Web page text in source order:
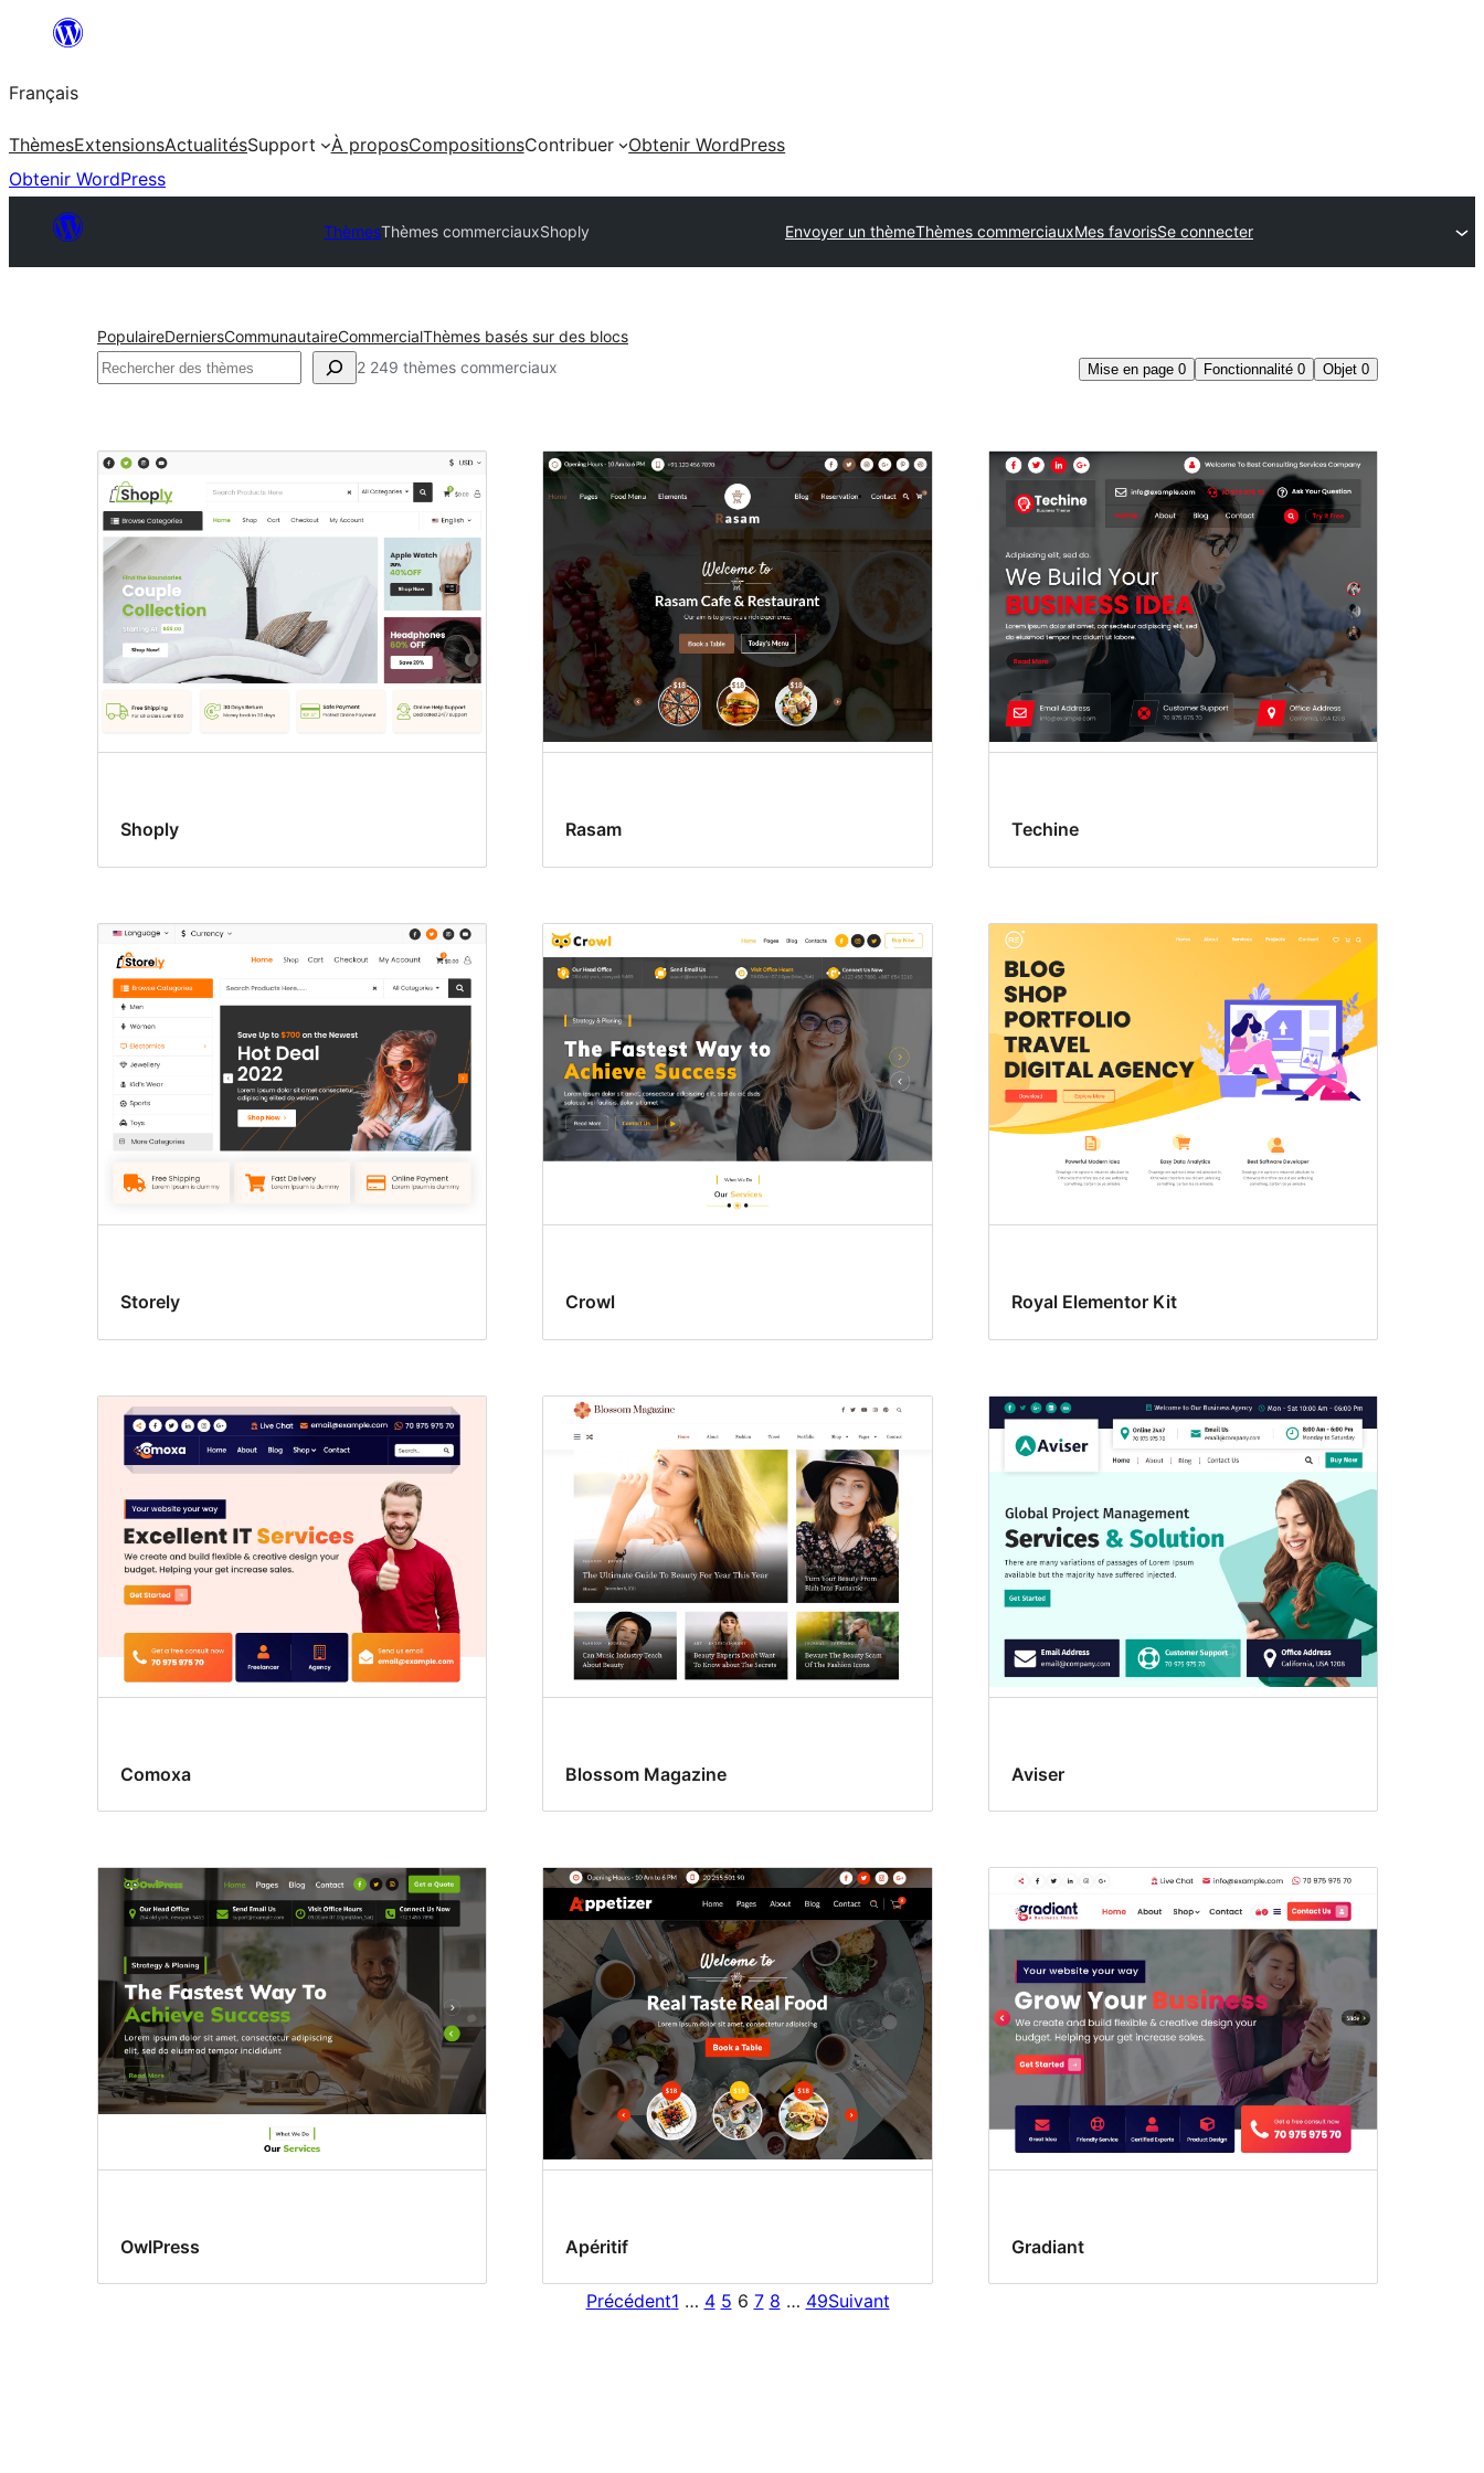
contenu
Français
ThèmesExtensionsActualitésSupport À proposCompositionsContribuer
Obtenir WordPress
Obtenir WordPress
ThèmesThèmes commerciauxShoply Envoyer un thèmeThèmes commerciauxMes favorisSe connecter
PopulaireDerniersCommunautaireCommercialThèmes basés sur des blocs
Rechercher 2 249 thèmes commerciaux Mise en page 0 Fonctionnalité 0 Objet 0
Thèmes
commerciaux
Shoply Rasam Techine
Storely Crowl Royal Elementor Kit
Comoxa Blossom Magazine Aviser
OwlPress Apéritif Gradiant
Précédent1 … 4 5 6 7 8 … 49Suivant